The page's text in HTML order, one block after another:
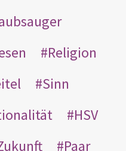
Religion
Sinn
HSV
Paar